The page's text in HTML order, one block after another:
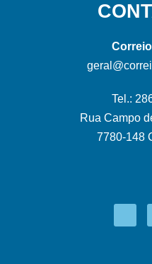
Tel.:
Rua Campo
7780-148